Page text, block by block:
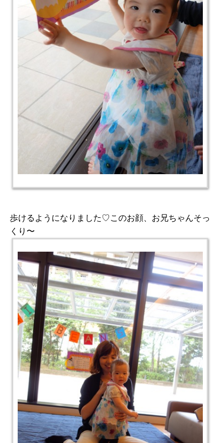
歩けるようになりました♡このお顔、お兄ちゃんそっ
くり〜